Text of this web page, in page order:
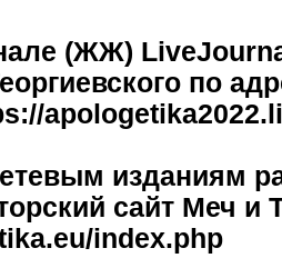
(ЖЖ)
по
изданиям
сайт Меч и
index.php